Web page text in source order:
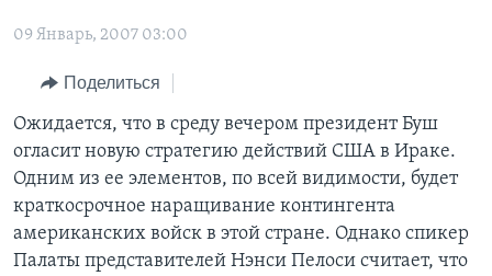
основной
навигации
Перейти
поиск
ИТОГИ
ПОЧЕМУ ЭТО ВАЖНО?
ДИСКУССИЯ VOA
НЬЮ-ЙОРК NEW YORK
АМЕРИКА. БОЛЬШОЕ ПУТЕШЕСТВИЕ
НАША АМЕРИКАНСКАЯ ИСТОРИЯ
А КАК В АМЕРИКЕ?
АРТЕФАКТЫ
АМЕРИКАНСКИЕ ГОРОДКИ
ТЕСТЫ
ИНТЕРВЬЮ
ФАКТЫ ПРОТИВ ФЕЙКОВ
ЗА СВОБОДУ ПРЕССЫ
УЧИМ АНГЛИЙСКИЙ
ВИДЕО
ПОДПИСКА НА НОВОСТИ
09 Январь, 2007 03:00
Поделиться
Ожидается, что в среду вечером президент Буш
огласит новую стратегию действий США в Ираке.
Одним из ее элементов, по всей видимости, будет
краткосрочное наращивание контингента
американских войск в этой стране. Однако спикер
Палаты представителей Нэнси Пелоси считает, что